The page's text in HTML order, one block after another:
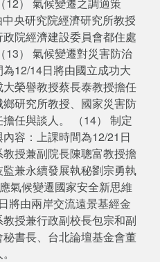
央研究院經濟研究所教授
院經濟建設委員會都住處
13） 氣候變遷對災害防治
12/14日將由國立成功大
榮譽教授蔡長泰教授擔任
研究所教授、國家災害防
任與談人。 （14） 制定
容：上課時間為12/21日
授兼副院長陳聰富教授擔
兼永續發展執秘劉宗勇執
氣候變遷國家安全新思維
將由兩岸交流遠景基經金
授兼行政副校長包宗和副
書長、台北論壇基金會董